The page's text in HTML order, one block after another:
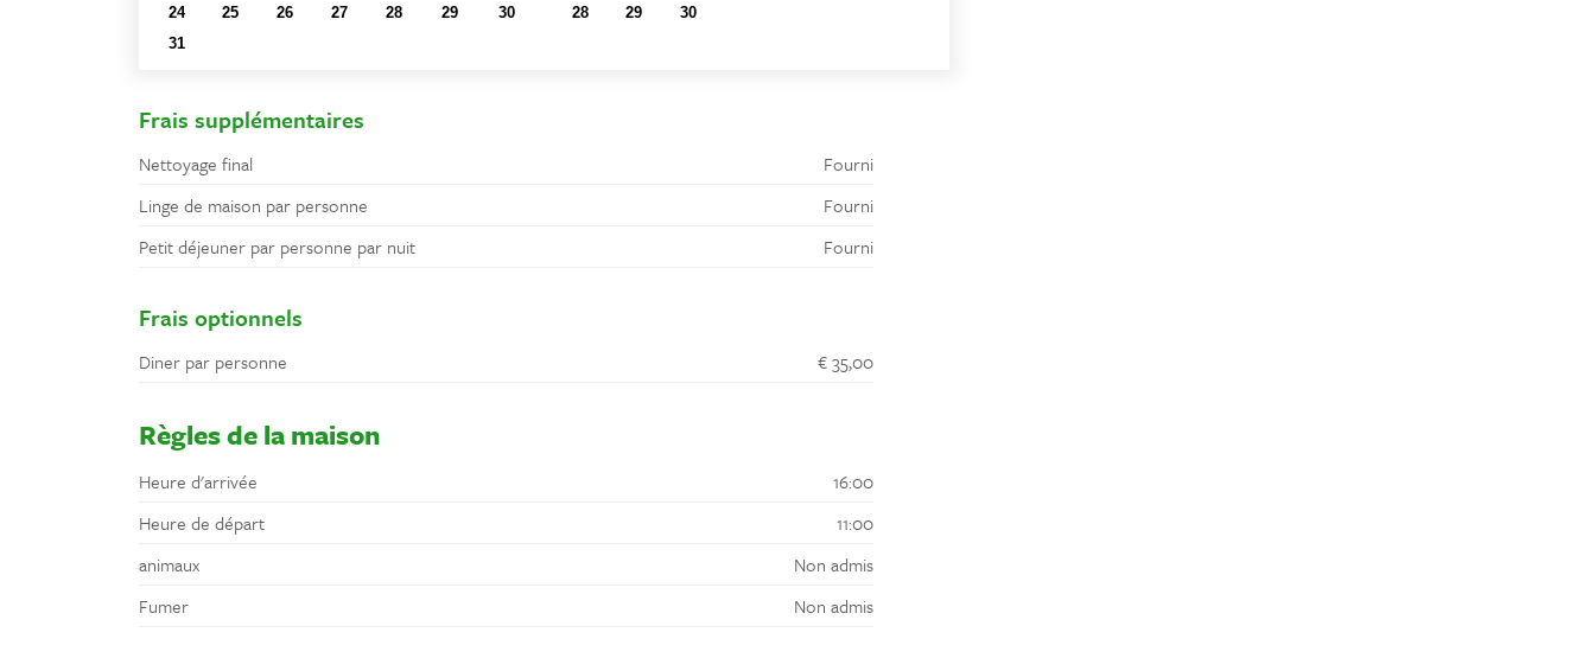
24
25 26 27 28 29
30
31
28
29 30
Frais supplémentaires
Nettoyage final
Fourni
Linge de maison par personne
Fourni
Petit déjeuner par personne par nuit
Fourni
Frais optionnels
Diner par personne € 35,00
Règles de la maison
Heure d'arrivée
16:00
Heure de départ
11:00
animaux
Non admis
Fumer
Non admis